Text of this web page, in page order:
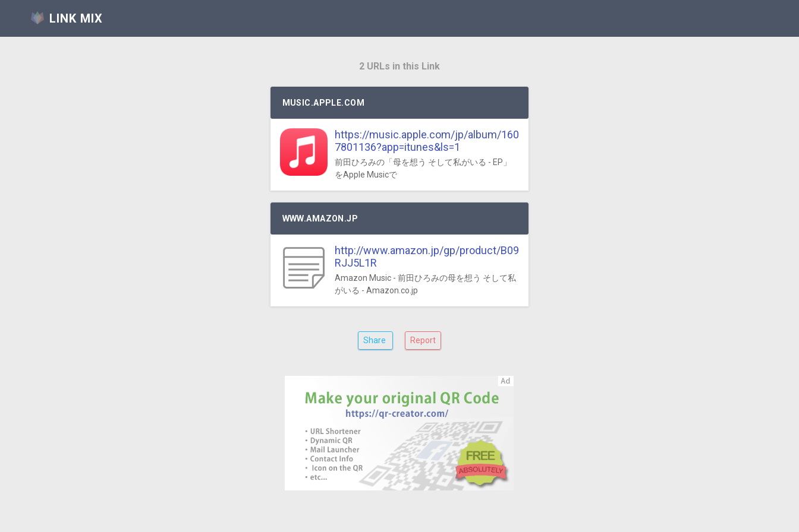
LINK MIX
2 URLs in this Link
MUSIC.APPLE.COM
https://music.apple.com/jp/album/160
7801136?app=itunes&ls=1
‎前田ひろみの「母を想う そして私がいる - EP」
をApple Musicで
WWW.AMAZON.JP
http://www.amazon.jp/gp/product/B09
RJJ5L1R
Amazon Music - 前田ひろみの母を想う そして私
がいる - Amazon.co.jp
Share Report